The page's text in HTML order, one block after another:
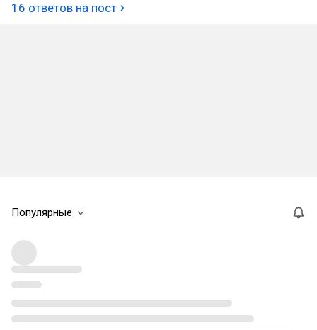
16 ответов на пост
Популярные